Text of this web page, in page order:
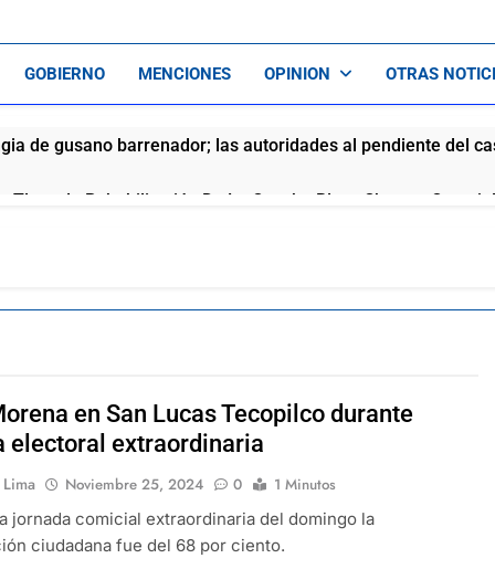
FormulaTlx
GOBIERNO MENCIONES OPINION OTRAS
de gusano barrenador; las autoridades al pendiente del
Tlaxcala Rehabilitación De La Cancha Blas «Charro»
se la come doblada”: así pide disculpas el chalán de la
vinculada al crimen organizado y la DEA ya la tiene en la
anuncia el aumento a sus productos en México
en San Lucas Tecopilco durante
electoral extraordinaria
Noviembre 25, 2024 0
1 Minutos
jornada comicial extraordinaria del domingo la
ciudadana fue del 68 por ciento.